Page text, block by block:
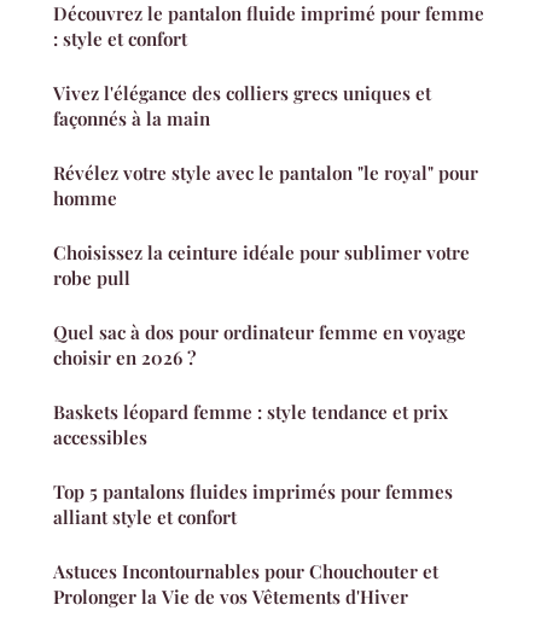
Découvrez le pantalon fluide imprimé pour femme
: style et confort
Vivez l'élégance des colliers grecs uniques et
façonnés à la main
Révélez votre style avec le pantalon "le royal" pour
homme
Choisissez la ceinture idéale pour sublimer votre
robe pull
Quel sac à dos pour ordinateur femme en voyage
choisir en 2026 ?
Baskets léopard femme : style tendance et prix
accessibles
Top 5 pantalons fluides imprimés pour femmes
alliant style et confort
Astuces Incontournables pour Chouchouter et
Prolonger la Vie de vos Vêtements d'Hiver